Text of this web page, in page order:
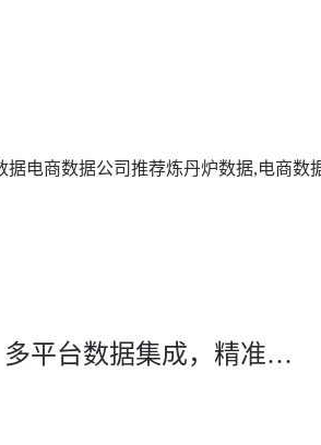
据电商数据公司推荐炼丹炉数据,电商数
「炼丹炉」概念洞察全新升级！多平台数据集成，精准验证未知市场趋势